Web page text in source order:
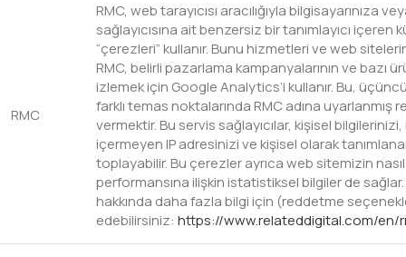
RMC
RMC, web tarayıcısı aracılığıyla bilgisayarınıza
sağlayıcısına ait benzersiz bir tanımlayıcı
“çerezleri” kullanır. Bunu hizmetleri ve web
RMC, belirli pazarlama kampanyalarının ve bazı
izlemek için Google Analytics’i kullanır. Bu,
farklı temas noktalarında RMC adına uyarlanmış
vermektir. Bu servis sağlayıcılar, kişisel
içermeyen IP adresinizi ve kişisel olarak
toplayabilir. Bu çerezler ayrıca web sitemizin nasıl
performansına ilişkin istatistiksel bilgiler de sağlar.
hakkında daha fazla bilgi için (reddetme
edebilirsiniz: https://www.relateddigital.com/